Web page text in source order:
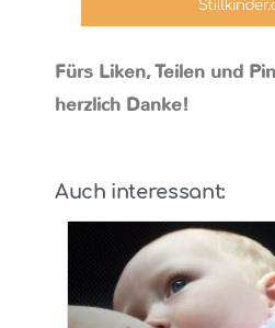
Fürs Liken, Teilen und
herzlich Danke!
Auch interessant: